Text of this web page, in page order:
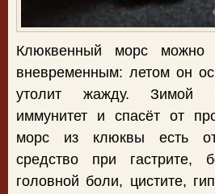
Клюквенный морс можно
вневременным: летом он
утолит жажду. Зимой
иммунитет и спасёт от
морс из клюквы есть
средство при гастрите,
головной боли, цистите,